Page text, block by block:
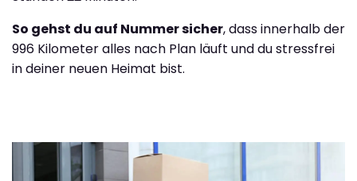
So gehst du auf Nummer sicher, dass innerhalb der
996 Kilometer alles nach Plan läuft und du stressfrei
in deiner neuen Heimat bist.